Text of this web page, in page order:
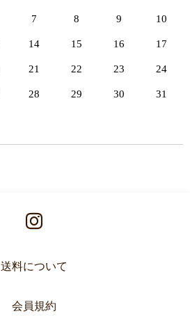
7 8 9 10
14 15 16 17
21 22 23 24
28 29 30 31
送料について
会員規約